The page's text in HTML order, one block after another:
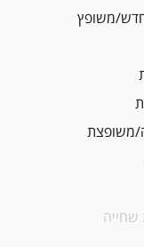
חדש/משופץ
משופצת
שחייה